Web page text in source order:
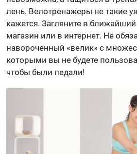
лень. Велотренажеры не такие
кажется. Загляните в
магазин или в интернет. Не
навороченный «велик» с
которыми вы не будете
чтобы были педали!